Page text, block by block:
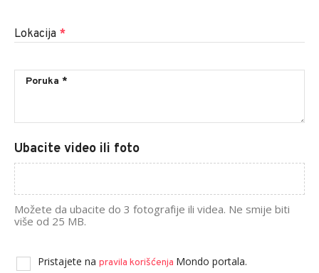
Lokacija *
Ubacite video ili foto
Možete da ubacite do 3 fotografije ili videa. Ne smije biti
više od 25 MB.
Pristajete na pravila korišćenja Mondo portala.